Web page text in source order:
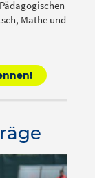
Mathe und